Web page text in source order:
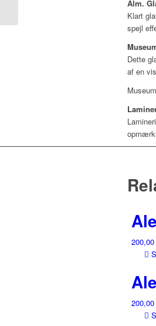
Alm.
Klart
spejl
Dette
af en
200,00
200,00